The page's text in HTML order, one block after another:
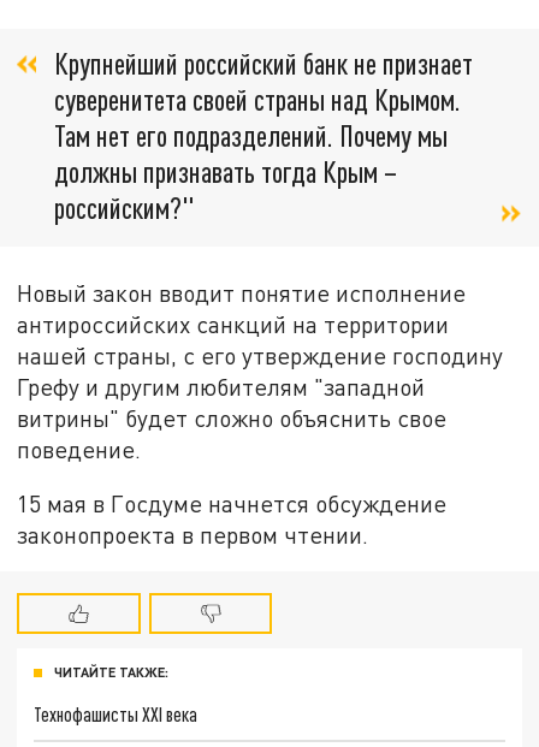
Крупнейший российский банк не признает
суверенитета своей страны над Крымом.
Там нет его подразделений. Почему мы
должны признавать тогда Крым –
российским?"
Новый закон вводит понятие исполнение
антироссийских санкций на территории
нашей страны, с его утверждение господину
Грефу и другим любителям "западной
витрины" будет сложно объяснить свое
поведение.
15 мая в Госдуме начнется обсуждение
законопроекта в первом чтении.
ЧИТАЙТЕ ТАКЖЕ:
Технофашисты XXI века